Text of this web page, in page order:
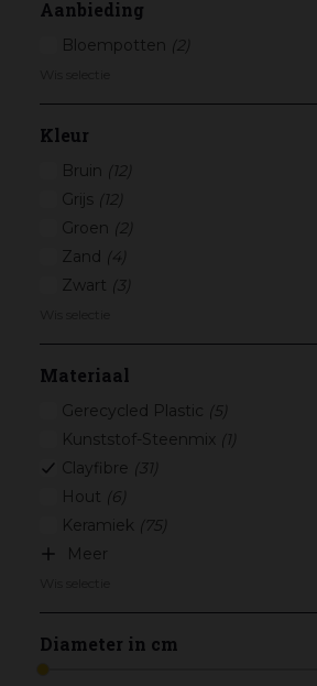
Aanbieding
Bloempotten (2)
Kleur
Bruin (12)
Grijs (12)
Groen (2)
Zand (4)
Zwart (3)
Materiaal
Gerecycled Plastic (5)
Kunststof-Steenmix (1)
Clayfibre (31)
Hout (6)
Keramiek (75)
Meer
Diameter in cm